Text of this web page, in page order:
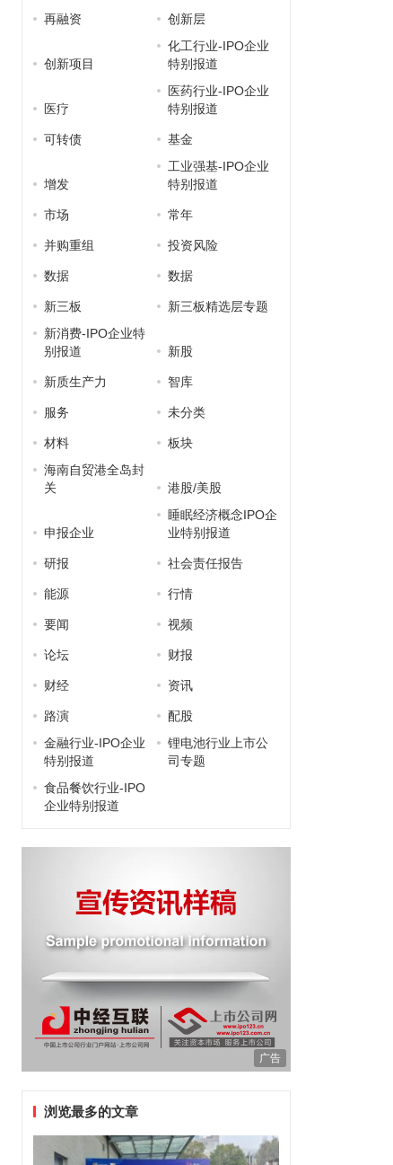
再融资 创新层
创新项目
化工行业-IPO企业
特别报道
医疗
医药行业-IPO企业
特别报道
可转债 基金
增发
工业强基-IPO企业
特别报道
市场 常年
并购重组 投资风险
数据 数据
新三板
新三板精选层专题
新消费-IPO企业特
别报道
新股
新质生产力 智库
服务 未分类
材料
板块
海南自贸港全岛封
关
港股/美股
申报企业
睡眠经济概念IPO企
业特别报道
研报 社会责任报告
能源 行情
要闻 视频
论坛 财报
财经 资讯
路演
配股
金融行业-IPO企业
特别报道
锂电池行业上市公
司专题
食品餐饮行业-IPO
企业特别报道
广告
浏览最多的文章